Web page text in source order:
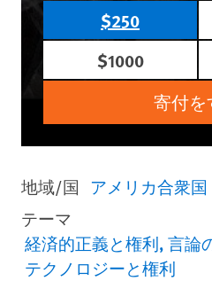
$250
$1000
寄付を
地域/国 アメリカ合衆国
テーマ
経済的正義と権利 言論
テクノロジーと権利